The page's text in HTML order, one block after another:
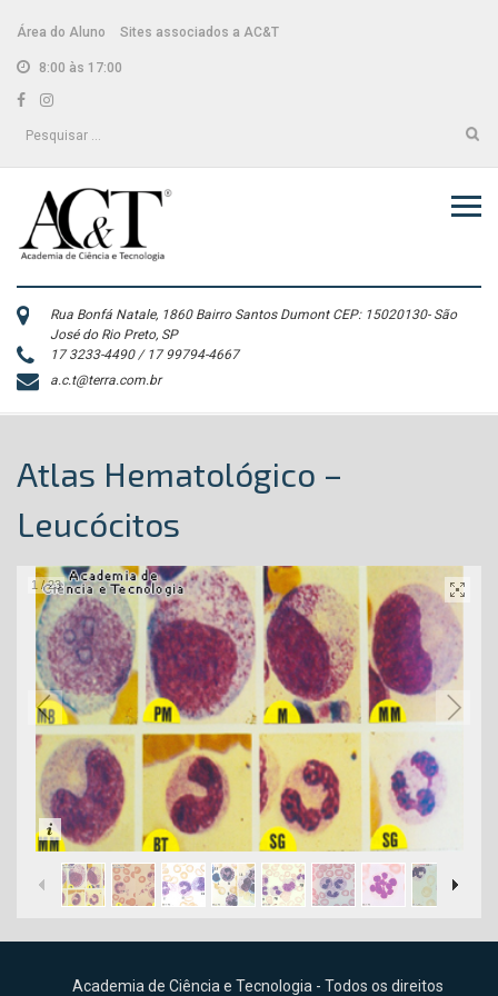
content
Área do Aluno Sites associados a AC&T
8:00 às 17:00
Facebook
Instagram
Pesquisar
Rua Bonfá Natale, 1860 Bairro Santos Dumont CEP: 15020130- São
José do Rio Preto, SP
17 3233-4490 / 17 99794-4667
a.c.t@terra.com.br
Atlas Hematológico –
Leucócitos
1/23
Academia de Ciência e Tecnologia - Todos os direitos